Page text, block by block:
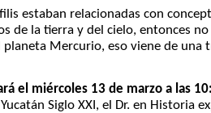
estaban relacionadas con
de la tierra y del cielo, entonces
Mercurio, eso viene de una
el miércoles 13 de marzo a las
Siglo XXI, el Dr. en Historia